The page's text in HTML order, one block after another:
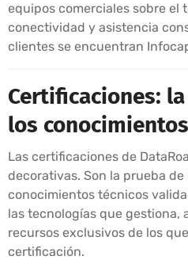
equipos comerciales sobre el
conectividad y asistencia
clientes se encuentran
Certificaciones:
los
Las certificaciones de
decorativas. Son la prueba
conocimientos técnicos
las tecnologías que gestiona,
recursos exclusivos de los
certificación.